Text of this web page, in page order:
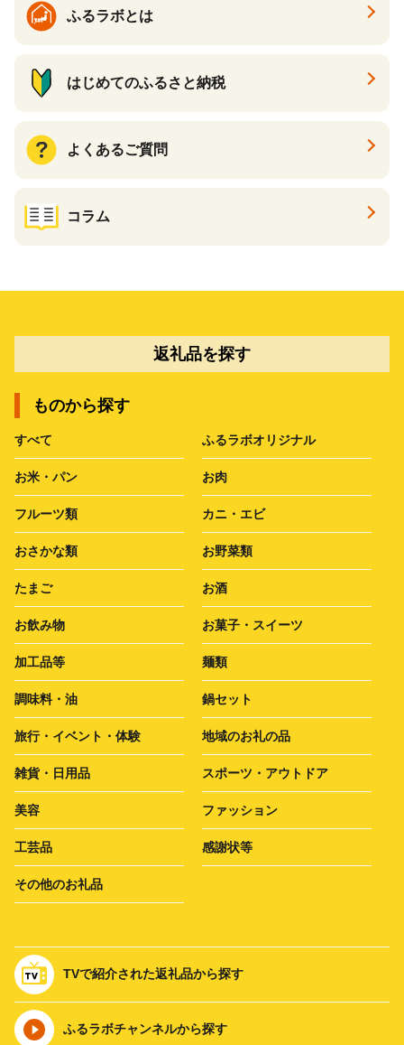
ふるラボとは
はじめてのふるさと納税
よくあるご質問
コラム
返礼品を探す
ものから探す
すべて ふるラボオリジナル
お米・パン お肉
フルーツ類 カニ・エビ
おさかな類 お野菜類
たまご お酒
お飲み物 お菓子・スイーツ
加工品等 麺類
調味料・油 鍋セット
旅行・イベント・体験 地域のお礼の品
雑貨・日用品 スポーツ・アウトドア
美容 ファッション
工芸品 感謝状等
その他のお礼品
TVで紹介された返礼品から探す
ふるラボチャンネルから探す